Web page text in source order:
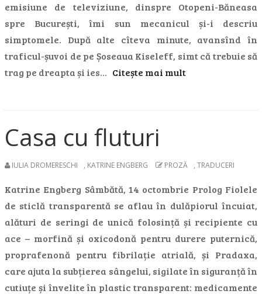
emisiune de televiziune, dinspre Otopeni-Băneasa
spre București, îmi sun mecanicul și-i descriu
simptomele. După alte cîteva minute, avansînd în
traficul-șuvoi de pe Șoseaua Kiseleff, simt că trebuie să
trag pe dreapta și ies… Citește mai mult
Casa cu fluturi
IULIA DROMERESCHI , KATRINE ENGBERG PROZĂ , TRADUCERI
Katrine Engberg Sâmbătă, 14 octombrie Prolog Fiolele
de sticlă transparentă se aflau în dulăpiorul încuiat,
alături de seringi de unică folosință și recipiente cu
ace – morfină și oxicodonă pentru durere puternică,
proprafenonă pentru fibrilație atrială, și Pradaxa,
care ajuta la subțierea sângelui, sigilate în siguranță în
cutiuțe și învelite în plastic transparent: medicamente